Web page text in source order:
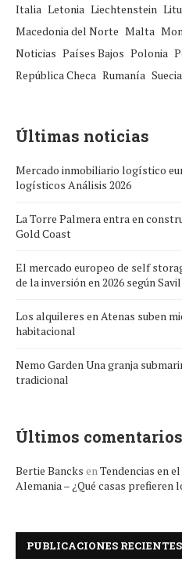
Italia Letonia Liechtenstein
Macedonia del Norte Malta
Noticias Países Bajos Polonia
República Checa Rumanía Suecia
Últimas noticias
Mercado inmobiliario logístico
logísticos Análisis 2026
La Torre Palmera entra en
Gold Coast
El mercado europeo de self
de la inversión en 2026 según
Los alquileres en Atenas suben
habitacional
Nemo Garden Una granja
tradicional
Últimos comentarios
Bertie Bancks enTendencias en
Alemania – ¿Qué casas prefieren
PUBLICACIONES RECIENTES